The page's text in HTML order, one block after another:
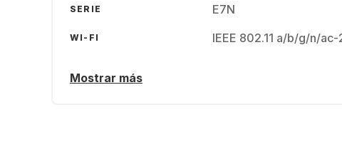
SERIE E7N
WI-FI IEEE 802.11 a/b/g/n/ac-
Mostrar más